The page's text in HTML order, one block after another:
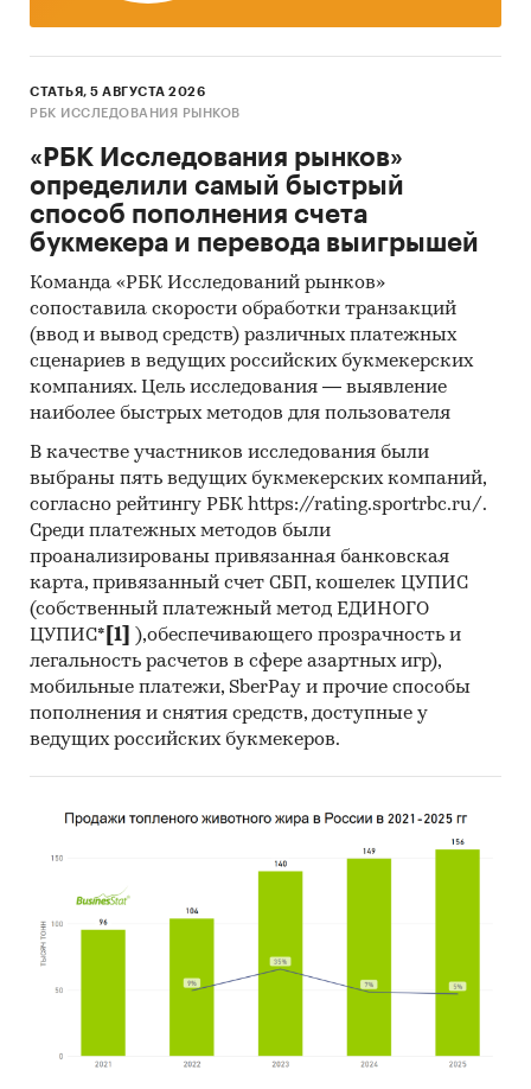
субсидиям и другим формам
стимулирования на рынке
статистических методов прогнозирования
целевого рынка с учетом текущих и
будущих проектов компаний, с поправкой
на мнение экспертов и представителей
компаний.
Источники:
База данных государственных органов
статистики Росстат (ЕМИСС)
Данные государственных структур, в том
числе Минэкономразвития, Минэнерго,
Минпромторга, Федеральной налоговой
службы (ФНС), Федеральной службы по
тарифам (ФСТ), Федеральной таможенной
службы (ФТС), ОАО «РЖД» и пр.
Специализированные базы данных АИПР,
информационная база АИПР
Печатные и электронные деловые и
специализированные издания,
аналитические обзоры
Информационные ресурсы участников
рынка
Материалы сайтов исследуемой тематики
(электронные торговые/тендерные
площадки, доски объявлений,
специализированные форумы)
маркетинговых и консалтинговых агентств
(KPMG, PWC, EY, BCG, Deloitte, Bain, McKinsey,
ЦДУ-ТЭК, Кортес и пр.)
СТАТЬЯ, 5 АВГУСТА 2026
РБК ИССЛЕДОВАНИЯ РЫНКОВ
«РБК Исследования рынков»
определили самый быстрый
способ пополнения счета
букмекера и перевода выигрышей
Команда «РБК Исследований рынков»
сопоставила скорости обработки транзакций
(ввод и вывод средств) различных платежных
сценариев в ведущих российских букмекерских
компаниях. Цель исследования — выявление
наиболее быстрых методов для пользователя
В качестве участников исследования были
выбраны пять ведущих букмекерских компаний,
согласно рейтингу РБК https://rating.sportrbc.ru/.
Среди платежных методов были
проанализированы привязанная банковская
карта, привязанный счет СБП, кошелек ЦУПИС
(собственный платежный метод ЕДИНОГО
ЦУПИС* [1]
),обеспечивающего прозрачность и
легальность расчетов в сфере азартных игр),
мобильные платежи, SberPay и прочие способы
пополнения и снятия средств, доступные у
ведущих российских букмекеров.